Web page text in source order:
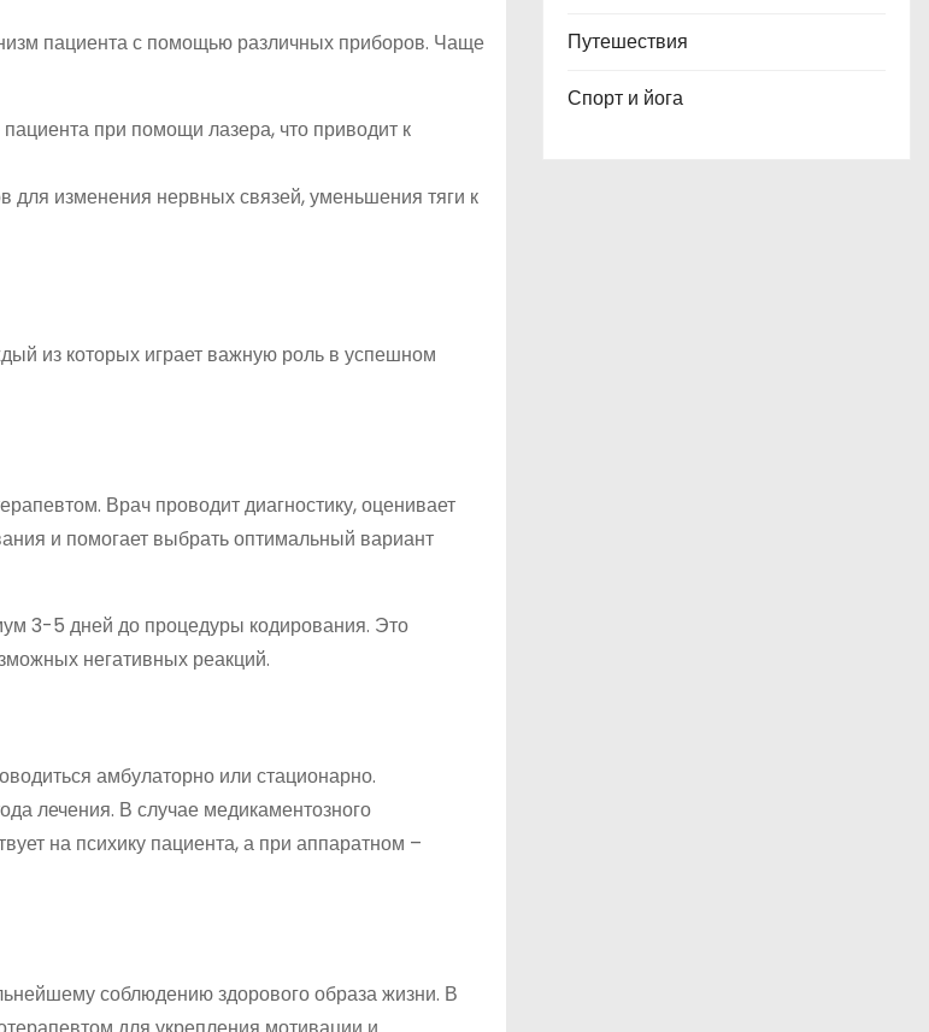
пациента с помощью различных приборов. Чаще
при помощи лазера, что приводит к
для изменения нервных связей, уменьшения тяги к
из которых играет важную роль в успешном
Врач проводит диагностику, оценивает
и помогает выбрать оптимальный вариант
3-5 дней до процедуры кодирования. Это
негативных реакций.
амбулаторно или стационарно.
лечения. В случае медикаментозного
на психику пациента, а при аппаратном –
соблюдению здорового образа жизни. В
Путешествия
Спорт и йога